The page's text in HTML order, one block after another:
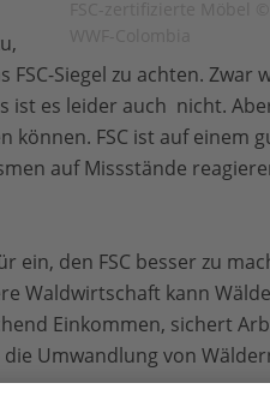
Siegel zu achten. Zwar
es leider auch nicht. Aber
FSC ist auf einem
auf Missstände
ein, den FSC besser zu
Waldwirtschaft kann
Einkommen, sichert
Umwandlung von